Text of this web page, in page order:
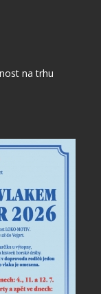
na trhu